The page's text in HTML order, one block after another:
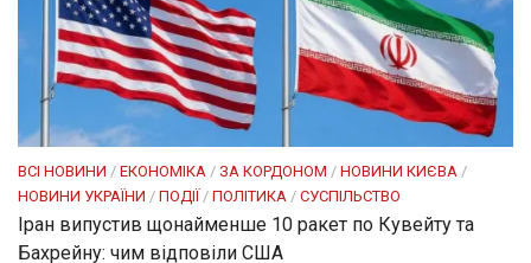
ВСІ НОВИНИ / ЕКОНОМІКА / ЗА КОРДОНОМ / НОВИНИ КИЄВА /
НОВИНИ УКРАЇНИ / ПОДІЇ / ПОЛІТИКА / СУСПІЛЬСТВО
Іран випустив щонайменше 10 ракет по Кувейту та
Бахрейну: чим відповіли США